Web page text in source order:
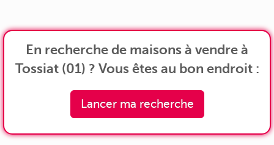
En recherche de maisons à vendre à
Tossiat (01) ? Vous êtes au bon endroit :
Lancer ma recherche